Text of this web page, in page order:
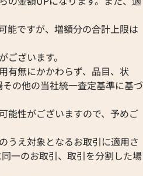
能ですが、増額分の合計上限は
ざいます。
有無にかかわらず、品目、状
の他の当社統一査定基準に基づ
能性がございますので、予めご
うえ対象となるお取引に適用さ
一のお取引、取引を分割した場